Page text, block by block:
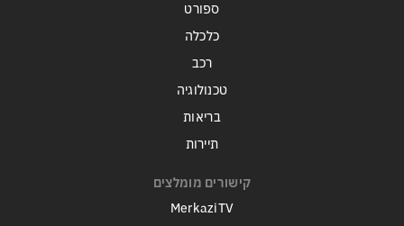
ספורט
כלכלה
רכב
טכנולוגיה
בריאות
תיירות
קישורים מומלצים
MerkaziTV